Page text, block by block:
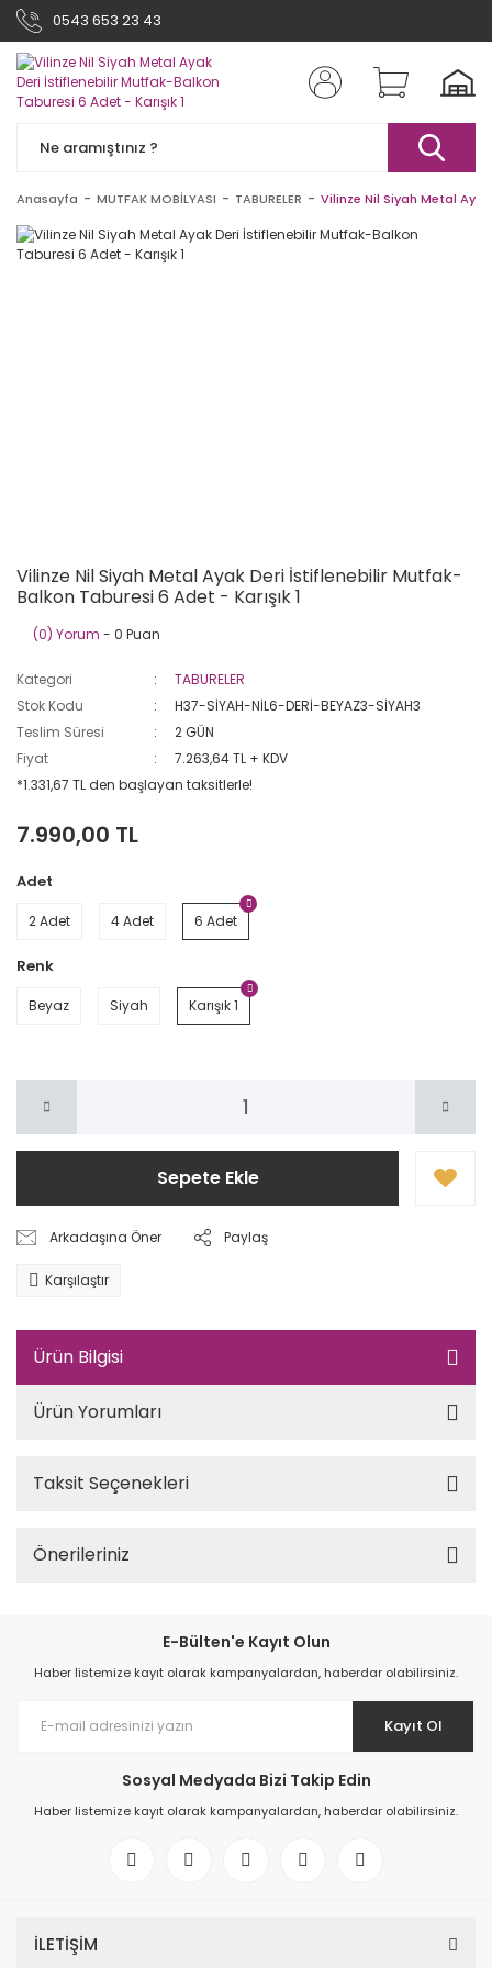
0543 653 23 43
Anasayfa MUTFAK MOBİLYASI TABURELER Vilinze Nil Siyah Metal
Vilinze Nil Siyah Metal Ayak Deri İstiflenebilir Mutfak-
Balkon Taburesi 6 Adet - Karışık 1
(0) Yorum - 0 Puan
Kategori
TABURELER
Stok Kodu
H37-SİYAH-NİL6-DERİ-BEYAZ3-SİYAH3
Teslim Süresi
2 GÜN
Fiyat
7.263,64 TL + KDV
*1.331,67 TL den başlayan taksitlerle!
7.990,00 TL
Adet
2 Adet 4 Adet 6 Adet
Renk
Beyaz Siyah Karışık 1
Sepete Ekle
Arkadaşına Öner Paylaş
Karşılaştır
Ürün Bilgisi
Ürün Yorumları
Taksit Seçenekleri
Önerileriniz
E-Bülten'e Kayıt Olun
Haber listemize kayıt olarak kampanyalardan, haberdar olabilirsiniz.
Kayıt Ol
Sosyal Medyada Bizi Takip Edin
Haber listemize kayıt olarak kampanyalardan, haberdar olabilirsiniz.
İLETİŞİM